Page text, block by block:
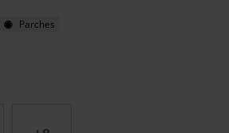
Parches